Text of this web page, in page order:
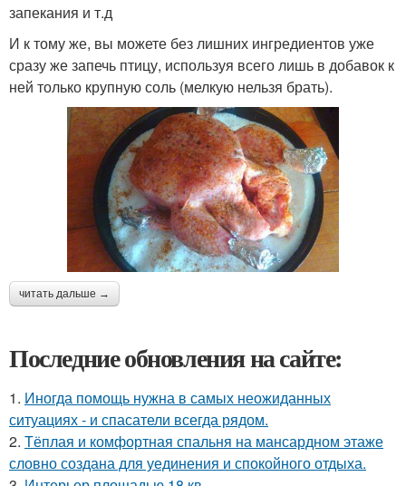
запекания и т.д
И к тому же, вы можете без лишних ингредиентов уже
сразу же запечь птицу, используя всего лишь в добавок к
ней только крупную соль (мелкую нельзя брать).
читать дальше →
Последние обновления на сайте:
1. Иногда помощь нужна в самых неожиданных
ситуациях - и спасатели всегда рядом.
2. Тёплая и комфортная спальня на мансардном этаже
словно создана для уединения и спокойного отдыха.